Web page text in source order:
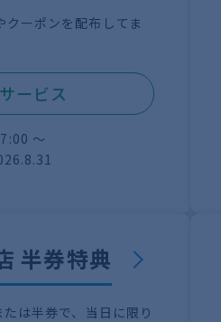
ーポンを配布してま
ービス
～
半券特典
は半券で、当日に限り